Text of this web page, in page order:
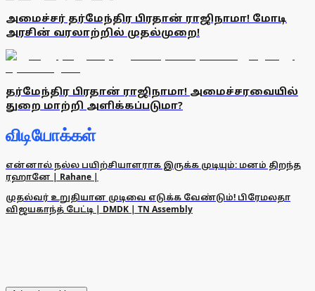
அமைச்சர் தர்மேந்திர பிரதான் ராஜிநாமா! மோடி
அரசின் வரலாற்றில் முதல்முறை!
தர்மேந்திர பிரதான் ராஜிநாமா! அமைச்சரவையில்
துறை மாற்றி அளிக்கப்படுமா?
விடியோக்கள்
என்னால் நல்ல பயிற்சியாளராக இருக்க முடியும்: மனம் திறந்த
ரஹானே | Rahane |
முதல்வர் உறுதியான முடிவை எடுக்க வேண்டும்! பிரேமலதா
விஜயகாந்த் பேட்டி | DMDK | TN Assembly